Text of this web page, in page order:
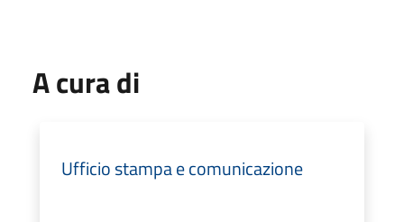
A cura di
Ufficio stampa e comunicazione